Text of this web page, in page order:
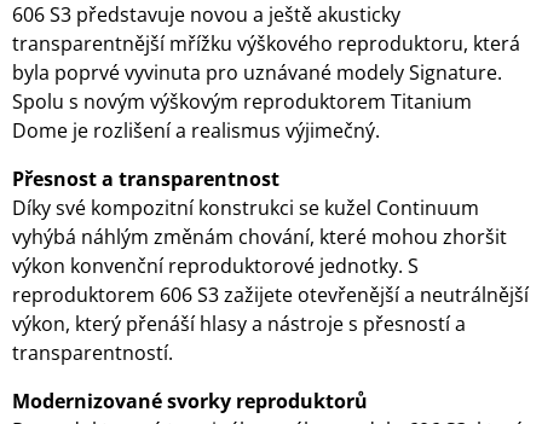
606 S3 představuje novou a ještě akusticky
transparentnější mřížku výškového reproduktoru, která
byla poprvé vyvinuta pro uznávané modely Signature.
Spolu s novým výškovým reproduktorem Titanium
Dome je rozlišení a realismus výjimečný.
Přesnost a transparentnost
Díky své kompozitní konstrukci se kužel Continuum
vyhýbá náhlým změnám chování, které mohou zhoršit
výkon konvenční reproduktorové jednotky. S
reproduktorem 606 S3 zažijete otevřenější a neutrálnější
výkon, který přenáší hlasy a nástroje s přesností a
transparentností.
Modernizované svorky reproduktorů